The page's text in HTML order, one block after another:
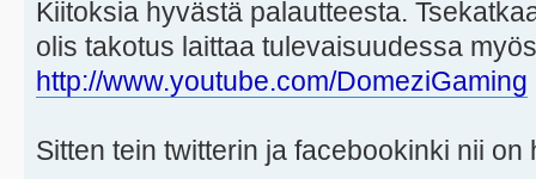
Kiitoksia hyvästä palautteesta.
olis takotus laittaa tulevaisuudessa
http://www.youtube.com/DomeziGaming
Sitten tein twitterin ja facebookinki nii on